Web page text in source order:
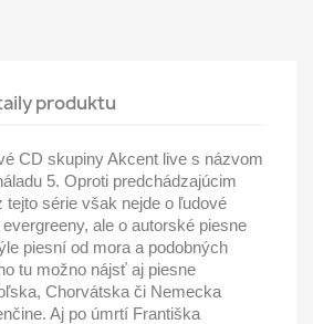
produktu
CD skupiny Akcent live s názvom
5. Oproti predchádzajúcim
série však nejde o ľudové
ale o autorské piesne
piesní od mora a podobných
tu možno nájsť aj piesne
Chorvátska či Nemecka
Aj po úmrtí Františka